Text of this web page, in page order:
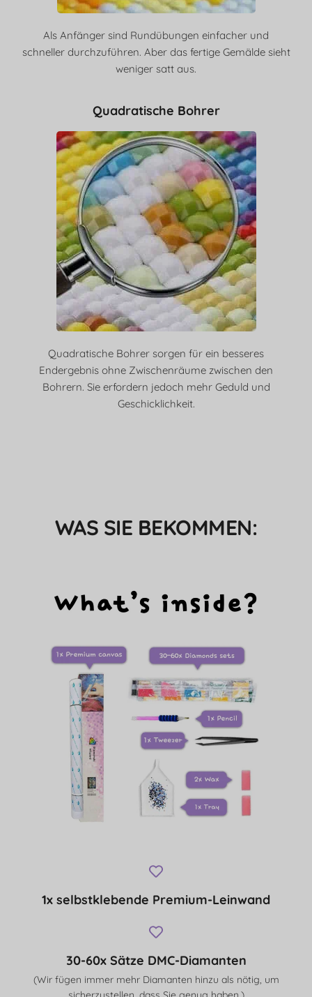
Als Anfänger sind Rundübungen einfacher und
schneller durchzuführen. Aber das fertige Gemälde sieht
weniger satt aus.
Quadratische Bohrer
Quadratische Bohrer sorgen für ein besseres
Endergebnis ohne Zwischenräume zwischen den
Bohrern. Sie erfordern jedoch mehr Geduld und
Geschicklichkeit.
WAS SIE BEKOMMEN:
1x selbstklebende Premium-Leinwand
30-60x Sätze DMC-Diamanten
(Wir fügen immer mehr Diamanten hinzu als nötig, um